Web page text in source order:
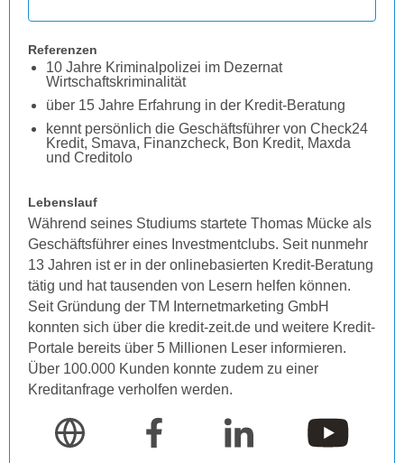
Referenzen
10 Jahre Kriminalpolizei im Dezernat
Wirtschaftskriminalität
über 15 Jahre Erfahrung in der Kredit-Beratung
kennt persönlich die Geschäftsführer von Check24
Kredit, Smava, Finanzcheck, Bon Kredit, Maxda
und Creditolo
Lebenslauf
Während seines Studiums startete Thomas Mücke als
Geschäftsführer eines Investmentclubs. Seit nunmehr
13 Jahren ist er in der onlinebasierten Kredit-Beratung
tätig und hat tausenden von Lesern helfen können.
Seit Gründung der TM Internetmarketing GmbH
konnten sich über die kredit-zeit.de und weitere Kredit-
Portale bereits über 5 Millionen Leser informieren.
Über 100.000 Kunden konnte zudem zu einer
Kreditanfrage verholfen werden.